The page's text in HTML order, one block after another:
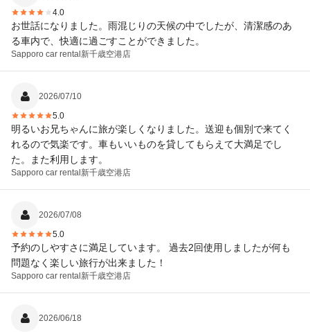
広大な大地とマッチしていて安心しました！次の機会があれば、
お願いしようと思います！ありがとうございました。
4.0
お世話になりました。雨混じりの天候の中でしたが、清潔感のあ
る車内で、快適に過ごすことができました。
Sapporo car rental 新千歳空港店
2026/07/10
5.0
明るいお兄ちゃんに旅が楽しくなりました。送迎も個別で来てく
れるので気楽です。車もいいものを貸してもらえて大満足でし
た。また利用します。
Sapporo car rental 新千歳空港店
2026/07/08
5.0
予約のしやすさに満足しています。 過去2回使用しましたが何も
問題なく楽しい旅行が出来ました！
Sapporo car rental 新千歳空港店
2026/06/18